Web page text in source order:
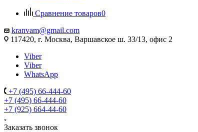
Сравнение товаров0
kranvam@gmail.com
117420, г. Москва, Варшавское ш. 33/13, офис 2
Viber
Viber
WhatsApp
+7 (495) 66-444-60
+7 (495) 66-444-60
+7 (925) 664-44-60
Заказать звонок